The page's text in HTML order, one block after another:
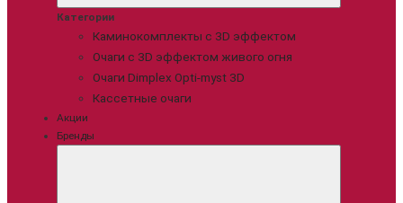
Категории
Каминокомплекты с 3D эффектом
Очаги с 3D эффектом живого огня
Очаги Dimplex Opti-myst 3D
Кассетные очаги
Акции
Бренды